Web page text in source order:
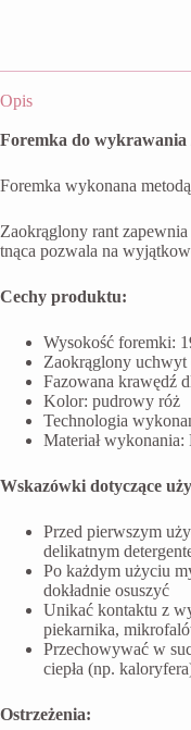
Opis
Foremka do wykrawania
Foremka wykonana
Zaokrąglony rant
tnąca pozwala na
Cechy produktu:
Wysokość foremki:
Zaokrąglony
Fazowana krawędź
Kolor: pudrowy róż
Technologia
Materiał wykonania:
Wskazówki dotyczące
Przed pierwszym
delikatnym
Po każdym użyciu
dokładnie osuszyć
Unikać kontaktu z
piekarnika,
Przechowywać w
ciepła (np.
Ostrzeżenia: